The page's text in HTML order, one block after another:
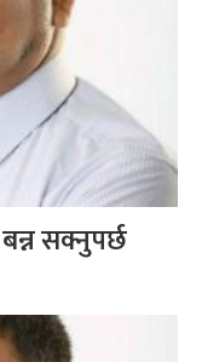
सक्नुपर्छ